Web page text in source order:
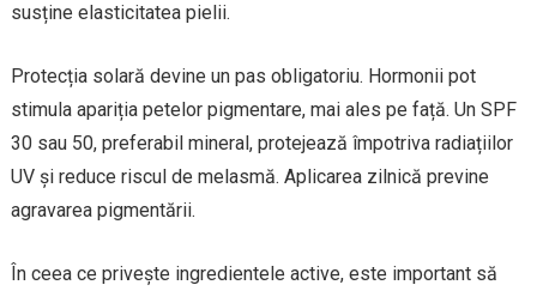
susține elasticitatea pielii.
Protecția solară devine un pas obligatoriu. Hormonii pot
stimula apariția petelor pigmentare, mai ales pe față. Un SPF
30 sau 50, preferabil mineral, protejează împotriva radiațiilor
UV și reduce riscul de melasmă. Aplicarea zilnică previne
agravarea pigmentării.
În ceea ce privește ingredientele active, este important să